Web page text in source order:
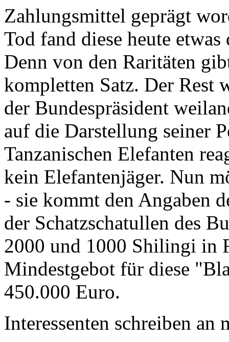
Zahlungsmittel geprägt
Tod fand diese heute
Denn von den Raritäten
kompletten Satz. Der Rest
der Bundespräsident
auf die Darstellung seiner
Tanzanischen Elefanten
kein Elefantenjäger. Nun
- sie kommt den Angaben
der Schatzschatullen des
2000 und 1000 Shilingi in
Mindestgebot für diese
450.000 Euro.
Interessenten schreiben